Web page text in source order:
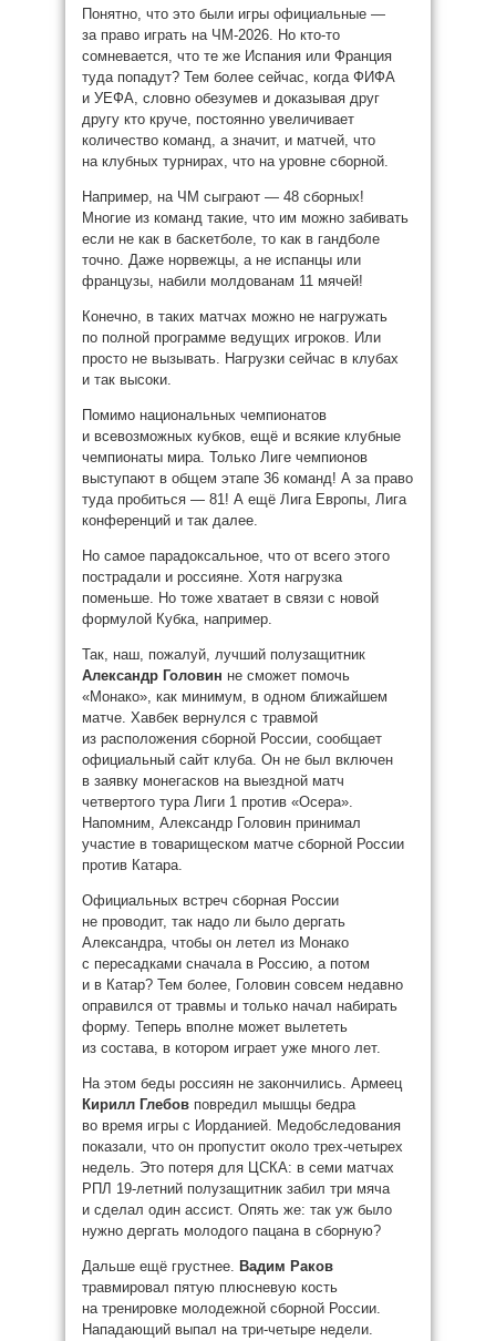
Понятно, что это были игры официальные —
за право играть на ЧМ-2026. Но кто-то
сомневается, что те же Испания или Франция
туда попадут? Тем более сейчас, когда ФИФА
и УЕФА, словно обезумев и доказывая друг
другу кто круче, постоянно увеличивает
количество команд, а значит, и матчей, что
на клубных турнирах, что на уровне сборной.
Например, на ЧМ сыграют — 48 сборных!
Многие из команд такие, что им можно забивать
если не как в баскетболе, то как в гандболе
точно. Даже норвежцы, а не испанцы или
французы, набили молдованам 11 мячей!
Конечно, в таких матчах можно не нагружать
по полной программе ведущих игроков. Или
просто не вызывать. Нагрузки сейчас в клубах
и так высоки.
Помимо национальных чемпионатов
и всевозможных кубков, ещё и всякие клубные
чемпионаты мира. Только Лиге чемпионов
выступают в общем этапе 36 команд! А за право
туда пробиться — 81! А ещё Лига Европы, Лига
конференций и так далее.
Но самое парадоксальное, что от всего этого
пострадали и россияне. Хотя нагрузка
поменьше. Но тоже хватает в связи с новой
формулой Кубка, например.
Так, наш, пожалуй, лучший полузащитник
Александр Головин не сможет помочь
«Монако», как минимум, в одном ближайшем
матче. Хавбек вернулся с травмой
из расположения сборной России, сообщает
официальный сайт клуба. Он не был включен
в заявку монегасков на выездной матч
четвертого тура Лиги 1 против «Осера».
Напомним, Александр Головин принимал
участие в товарищеском матче сборной России
против Катара.
Официальных встреч сборная России
не проводит, так надо ли было дергать
Александра, чтобы он летел из Монако
с пересадками сначала в Россию, а потом
и в Катар? Тем более, Головин совсем недавно
оправился от травмы и только начал набирать
форму. Теперь вполне может вылететь
из состава, в котором играет уже много лет.
На этом беды россиян не закончились. Армеец
Кирилл Глебов повредил мышцы бедра
во время игры с Иорданией. Медобследования
показали, что он пропустит около трех-четырех
недель. Это потеря для ЦСКА: в семи матчах
РПЛ 19-летний полузащитник забил три мяча
и сделал один ассист. Опять же: так уж было
нужно дергать молодого пацана в сборную?
Дальше ещё грустнее. Вадим Раков
травмировал пятую плюсневую кость
на тренировке молодежной сборной России.
Нападающий выпал на три-четыре недели.